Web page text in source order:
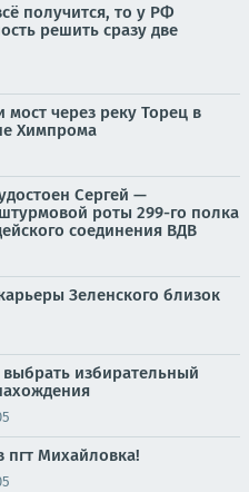
получится, то у РФ
решить сразу две
через реку Торец в
Химпрома
Сергей —
роты 299-го полка
соединения ВДВ
Зеленского близок
избирательный
пгт Михайловка!